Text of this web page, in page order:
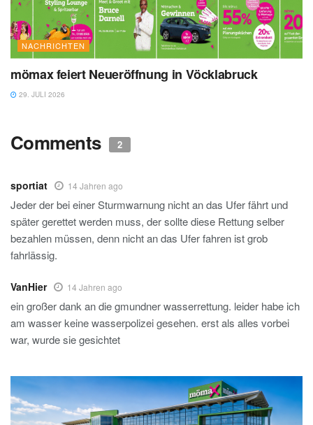
NACHRICHTEN
mömax feiert Neueröffnung in Vöcklabruck
29. JULI 2026
Comments 2
sportiat 14 Jahren ago
Jeder der bei einer Sturmwarnung nicht an das Ufer fährt und
später gerettet werden muss, der sollte diese Rettung selber
bezahlen müssen, denn nicht an das Ufer fahren ist grob
fahrlässig.
VanHier 14 Jahren ago
ein großer dank an die gmundner wasserrettung. leider habe ich
am wasser keine wasserpolizei gesehen. erst als alles vorbei
war, wurde sie gesichtet